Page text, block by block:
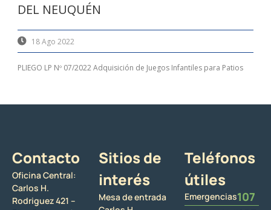
DEL NEUQUÉN
18 Ago 2022
PLIEGO LP Nº 07/2022 Adquisición de Juegos Infantiles para Patios
Contacto
Oficina Central:
Carlos H.
Rodriguez 421 –
Sitios de
interés
Mesa de entrada
Teléfonos
útiles
Emergencias107